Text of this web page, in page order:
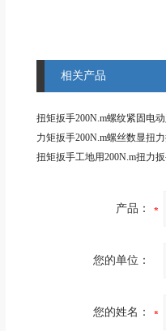
相关产品
产品：
您的单位：
您的姓名：